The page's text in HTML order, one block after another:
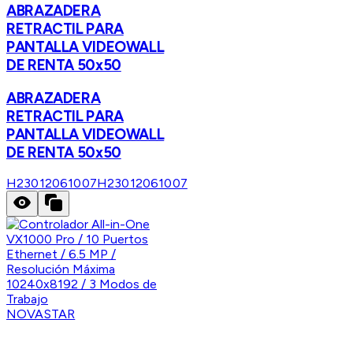
ABRAZADERA
RETRACTIL PARA
PANTALLA VIDEOWALL
DE RENTA 50x50
ABRAZADERA
RETRACTIL PARA
PANTALLA VIDEOWALL
DE RENTA 50x50
H23012061007H23012061007
NOVASTAR